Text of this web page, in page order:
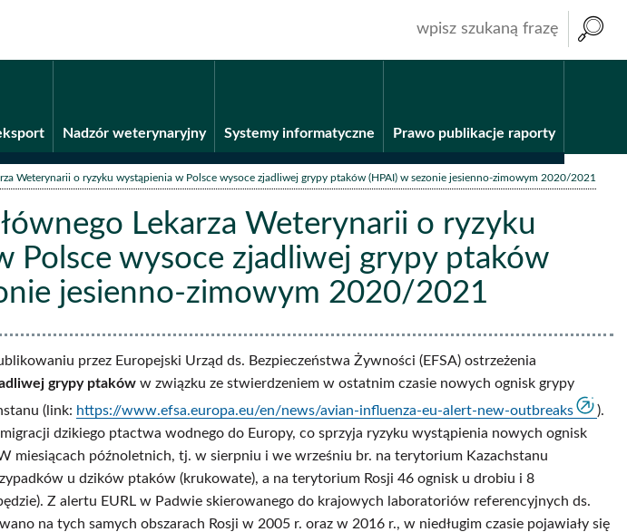
Nadzór weterynaryjny Systemy informatyczne Prawo publikacje raporty
Weterynarii o ryzyku wystąpienia w Polsce wysoce zjadliwej grypy ptaków (HPAI) w sezonie jesienno-zimowym 2020/2021
Lekarza Weterynarii o ryzyku
Polsce wysoce zjadliwej grypy ptaków
jesienno-zimowym 2020/2021
przez Europejski Urząd ds. Bezpieczeństwa Żywności (EFSA) ostrzeżenia
grypy ptaków w związku ze stwierdzeniem w ostatnim czasie nowych ognisk grypy
(link: https://www.efsa.europa.eu/en/news/avian-influenza-eu-alert-new-outbreaks
).
dzikiego ptactwa wodnego do Europy, co sprzyja ryzyku wystąpienia nowych ognisk
miesiącach późnoletnich, tj. w sierpniu i we wrześniu br. na terytorium Kazachstanu
u dzików ptaków (krukowate), a na terytorium Rosji 46 ognisk u drobiu i 8
Z alertu EURL w Padwie skierowanego do krajowych laboratoriów referencyjnych ds.
na tych samych obszarach Rosji w 2005 r. oraz w 2016 r., w niedługim czasie pojawiały się